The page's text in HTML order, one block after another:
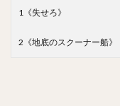
1《失せろ》
2《地底のスクーナー船》